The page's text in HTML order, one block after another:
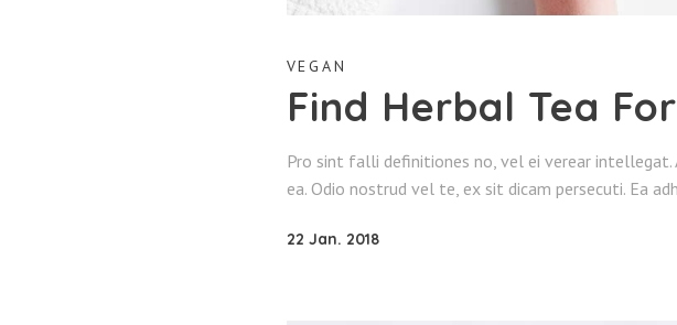
VEGAN
Find Herbal Tea
Pro sint falli definitiones no, vel ei verear
ea. Odio nostrud vel te, ex sit dicam persecuti. Ea
22 Jan. 2018